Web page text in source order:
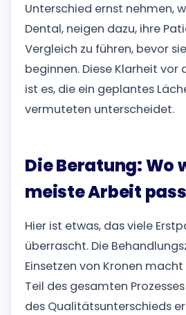
Unterschied ernst nehmen,
Dental, neigen dazu, ihre
Vergleich zu führen, bevor
beginnen. Diese Klarheit vor
ist es, die ein geplantes
vermuteten unterscheidet.
Die Beratung: Wo
meiste Arbeit
Hier ist etwas, das viele
überrascht. Die
Einsetzen von Kronen
Teil des gesamten
des Qualitätsunterschieds